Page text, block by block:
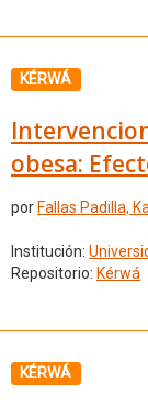
KÉRWÁ
obesa:
por Fallas Padilla,
Institución:
Repositorio: Kérwá
KÉRWÁ